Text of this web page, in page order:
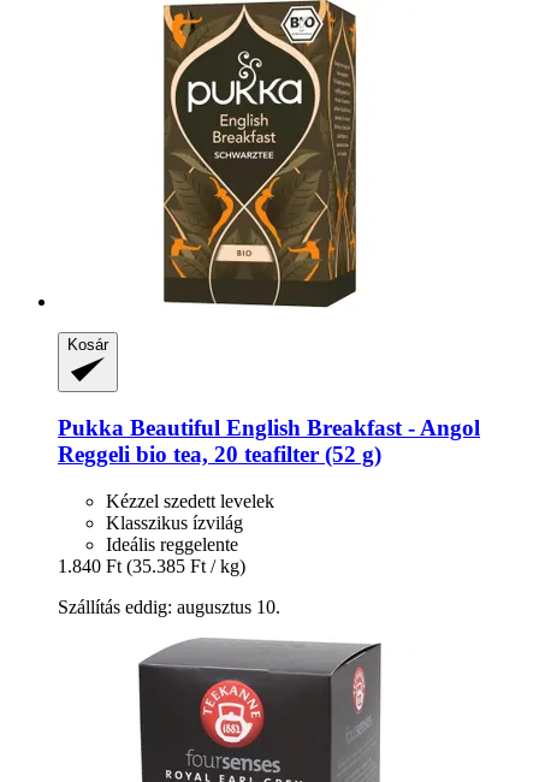
Kosár
Pukka Beautiful English Breakfast -​ Angol
Reggeli bio tea, 20 teafilter (52 g)
Kézzel szedett levelek
Klasszikus ízvilág
Ideális reggelente
1.840 Ft (35.385 Ft / kg)
Szállítás eddig: augusztus 10.